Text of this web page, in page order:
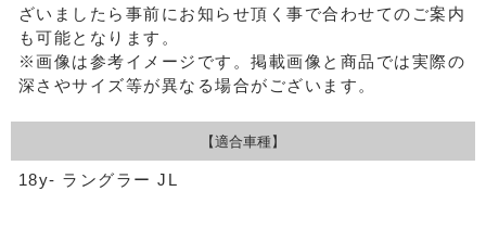
ざいましたら事前にお知らせ頂く事で合わせてのご案内
も可能となります。
※画像は参考イメージです。掲載画像と商品では実際の
深さやサイズ等が異なる場合がございます。
【適合車種】
18y- ラングラー JL